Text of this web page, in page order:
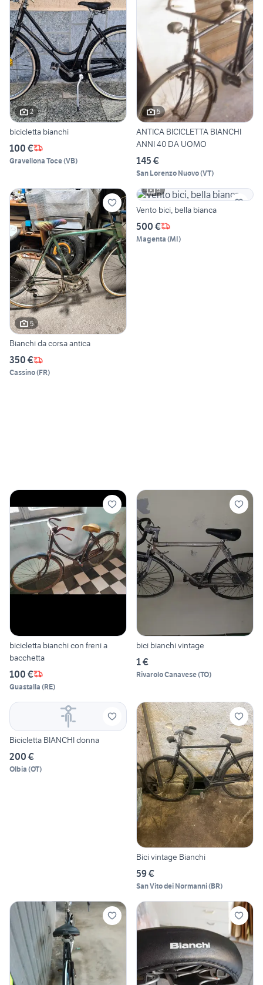
2
bicicletta bianchi
100 €
Gravellona Toce(VB)
5
ANTICA BICICLETTA BIANCHI
ANNI 40 DA UOMO
145 €
San Lorenzo Nuovo(VT)
5
Bianchi da corsa antica
350 €
Cassino(FR)
5
Vento bici, bella bianca
500 €
Magenta (MI)
bicicletta bianchi con freni a
bacchetta
100 €
Guastalla (RE)
bici bianchi vintage
1 €
Rivarolo Canavese(TO)
Bicicletta BIANCHI donna
200 €
Olbia (OT)
Bici vintage Bianchi
59 €
San Vito dei Normanni(BR)